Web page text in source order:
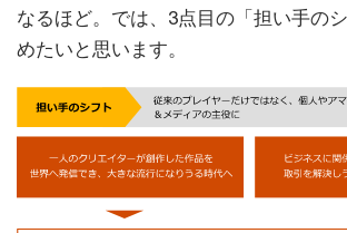
なるほど。では、3点目の「担い手の
めたいと思います。